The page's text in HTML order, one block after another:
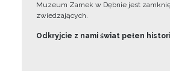
Muzeum Zamek w Dębnie jest
zwiedzających.
Odkryjcie z nami świat pełen